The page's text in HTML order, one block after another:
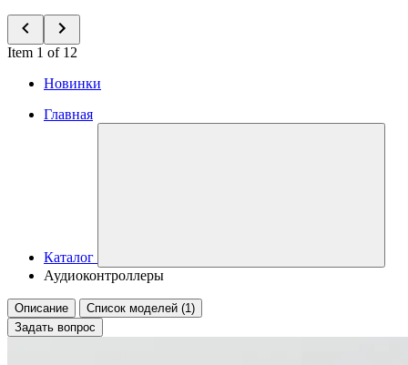
Item 1 of 12
Новинки
Главная
Каталог
Аудиоконтроллеры
Описание
Список моделей (1)
Задать вопрос